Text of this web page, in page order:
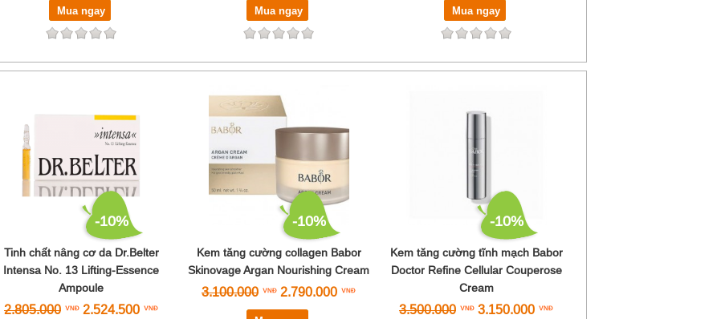
Mua ngay Mua ngay Mua ngay
-10%
Tinh chất nâng cơ da Dr.Belter
Intensa No. 13 Lifting-Essence
Ampoule
2.805.000 2.524.500
-10%
Kem tăng cường collagen Babor
Skinovage Argan Nourishing Cream
3.100.000 2.790.000
-10%
Kem tăng cường tĩnh mạch Babor
Doctor Refine Cellular Couperose
Cream
3.500.000 3.150.000